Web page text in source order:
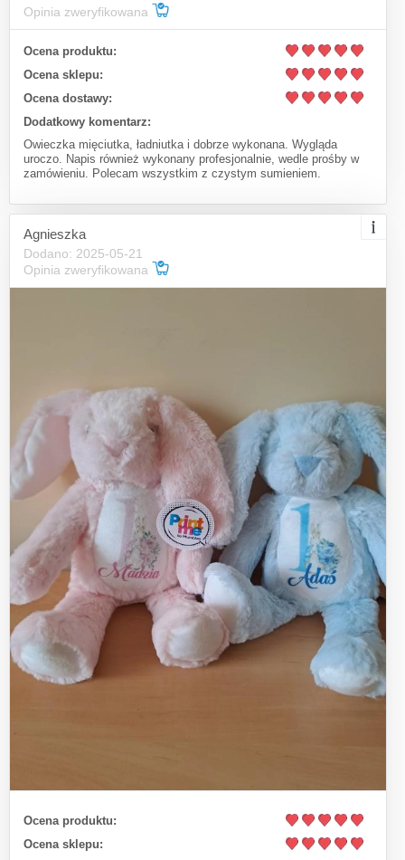
Opinia zweryfikowana
Ocena produktu:
Ocena sklepu:
Ocena dostawy:
Dodatkowy komentarz:
Owieczka mięciutka, ładniutka i dobrze wykonana. Wygląda
uroczo. Napis również wykonany profesjonalnie, wedle prośby w
zamówieniu. Polecam wszystkim z czystym sumieniem.
Agnieszka
Dodano: 2025-05-21
Opinia zweryfikowana
Ocena produktu:
Ocena sklepu: